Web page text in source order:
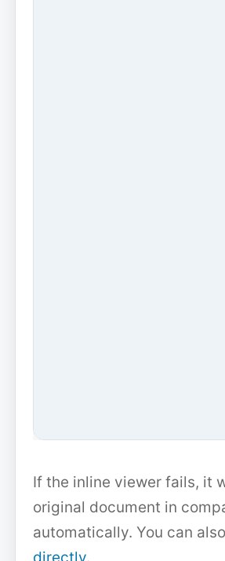
If the inline viewer fails, it
original document in
automatically. You can also